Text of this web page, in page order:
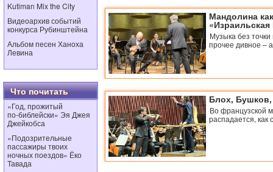
Kutiman Mix the City
Видеоархив событий
конкурса Рубинштейна
Альбом песен Ханоха
Левина
Что почитать
«Год, прожитый
по‑библейски» Эя Джея
Джейкобса
«Подозрительные
пассажиры твоих
ночных поездов» Ёко
Тавада
Мандолина
Музыка без
прочее дивное –
Блох,
Во французской
распадается, как